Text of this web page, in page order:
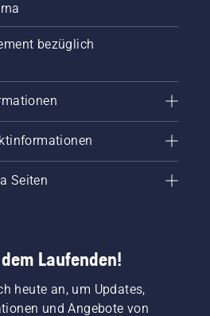
bezüglich
Seiten
Laufenden!
heute an, um Updates,
und Angebote von